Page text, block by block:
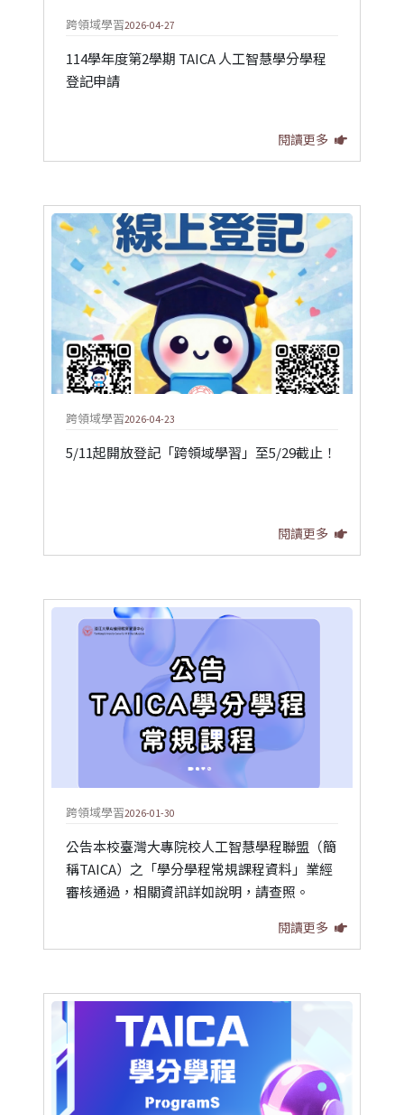
跨領域學習2026-04-27
114學年度第2學期 TAICA 人工智慧學分學程
登記申請
閱讀更多
跨領域學習2026-04-23
5/11起開放登記「跨領域學習」至5/29截止！
閱讀更多
跨領域學習2026-01-30
公告本校臺灣大專院校人工智慧學程聯盟（簡
稱TAICA）之「學分學程常規課程資料」業經
審核通過，相關資訊詳如說明，請查照。
閱讀更多